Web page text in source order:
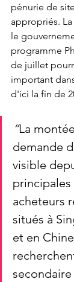
pénurie de
appropriés.
le
programme
de juillet
important
d'ici la fin de
“La
demande
visible
acheteurs
situés à
et en